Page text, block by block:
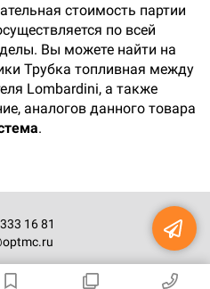
стоимость партии
по всей
Вы можете найти на
Трубка топливная между
Lombardini, а также
аналогов данного товара
.
16 81